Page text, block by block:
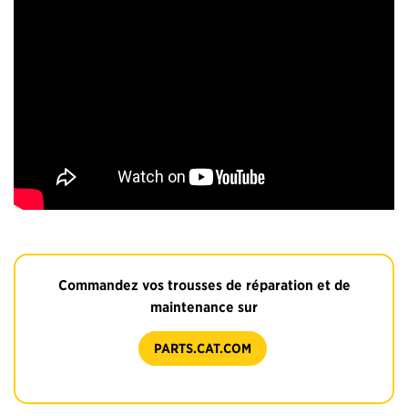
Commandez vos trousses de réparation et de
maintenance sur
PARTS.CAT.COM